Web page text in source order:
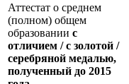
Аттестат о среднем
(полном) общем
образовании с
отличием / с золотой /
серебряной медалью,
полученный до 2015